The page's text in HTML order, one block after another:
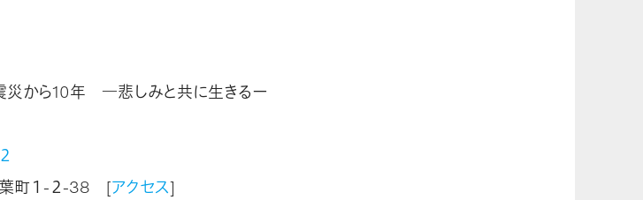
災から10年 ―悲しみと共に生きるー
町１-２-38 [アクセス]